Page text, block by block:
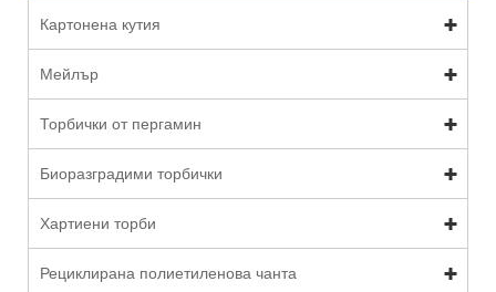
Картонена кутия
Мейлър
Торбички от пергамин
Биоразградими торбички
Хартиени торби
Рециклирана полиетиленова чанта